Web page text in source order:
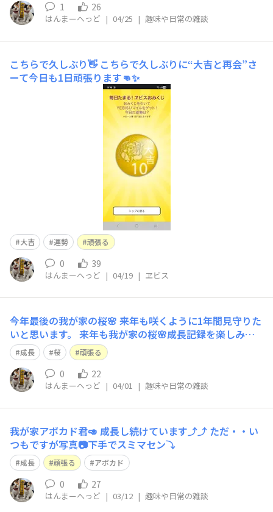
1 26
はんまーへっど | 04/25 | 趣味や日常の雑談
こちらで久しぶり👋 こちらで久しぶりに“大吉と再会”さ
ーて今日も1日頑張ります👊✨
大吉 運勢 頑張る
0 39
はんまーへっど | 04/19 | ヱビス
今年最後の我が家の桜🌸 来年も咲くように1年間見守りた
いと思います。 来年も我が家の桜🌸成長記録を楽しみに
していて下さい。
成長 桜 頑張る
0 22
はんまーへっど | 04/01 | 趣味や日常の雑談
我が家アボカド君🥑 成長し続けています⤴️⤴️ ただ・・い
つもですが写真📷下手でスミマセン⤵️
成長 頑張る アボカド
0 27
はんまーへっど | 03/12 | 趣味や日常の雑談